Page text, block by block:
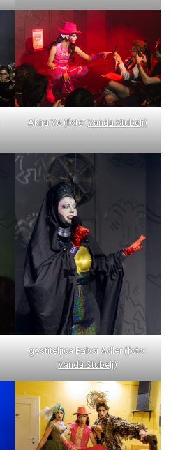
Akira Ve (foto: Vanda Stubelj)
gostiteljica Babsi Adler (foto:
Vanda Stubelj)